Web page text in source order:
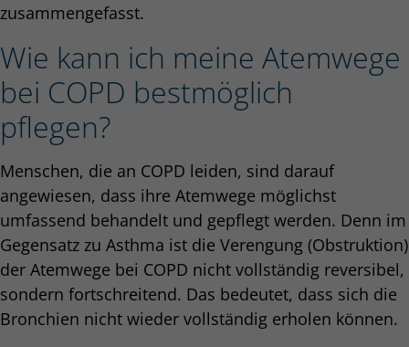
zusammengefasst.
Wie kann ich meine Atemwege
bei COPD bestmöglich
pflegen?
Menschen, die an COPD leiden, sind darauf
angewiesen, dass ihre Atemwege möglichst
umfassend behandelt und gepflegt werden. Denn im
Gegensatz zu Asthma ist die Verengung (Obstruktion)
der Atemwege bei COPD nicht vollständig reversibel,
sondern fortschreitend. Das bedeutet, dass sich die
Bronchien nicht wieder vollständig erholen können.